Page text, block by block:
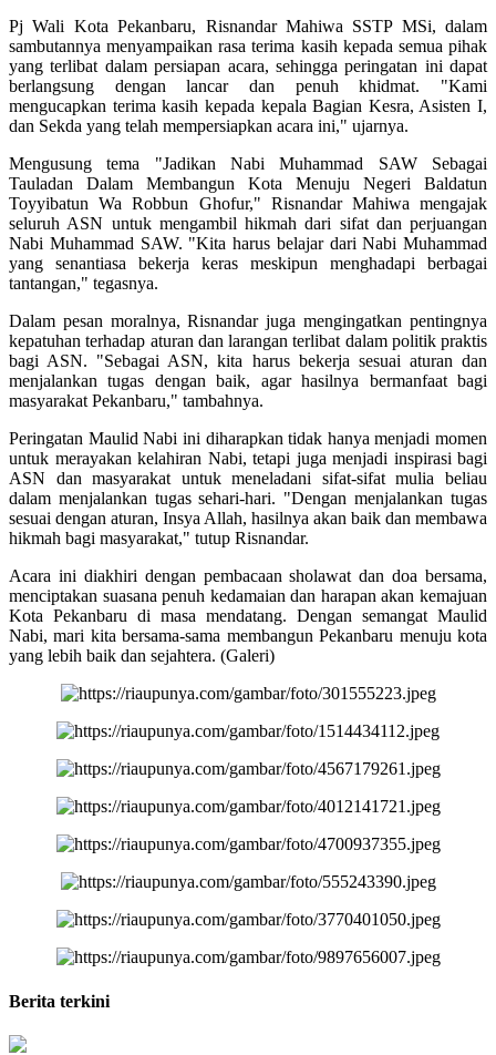
Pj Wali Kota Pekanbaru, Risnandar Mahiwa SSTP MSi, dalam
sambutannya menyampaikan rasa terima kasih kepada semua pihak
yang terlibat dalam persiapan acara, sehingga peringatan ini dapat
berlangsung dengan lancar dan penuh khidmat. "Kami
mengucapkan terima kasih kepada kepala Bagian Kesra, Asisten I,
dan Sekda yang telah mempersiapkan acara ini," ujarnya.
Mengusung tema "Jadikan Nabi Muhammad SAW Sebagai
Tauladan Dalam Membangun Kota Menuju Negeri Baldatun
Toyyibatun Wa Robbun Ghofur," Risnandar Mahiwa mengajak
seluruh ASN untuk mengambil hikmah dari sifat dan perjuangan
Nabi Muhammad SAW. "Kita harus belajar dari Nabi Muhammad
yang senantiasa bekerja keras meskipun menghadapi berbagai
tantangan," tegasnya.
Dalam pesan moralnya, Risnandar juga mengingatkan pentingnya
kepatuhan terhadap aturan dan larangan terlibat dalam politik praktis
bagi ASN. "Sebagai ASN, kita harus bekerja sesuai aturan dan
menjalankan tugas dengan baik, agar hasilnya bermanfaat bagi
masyarakat Pekanbaru," tambahnya.
Peringatan Maulid Nabi ini diharapkan tidak hanya menjadi momen
untuk merayakan kelahiran Nabi, tetapi juga menjadi inspirasi bagi
ASN dan masyarakat untuk meneladani sifat-sifat mulia beliau
dalam menjalankan tugas sehari-hari. "Dengan menjalankan tugas
sesuai dengan aturan, Insya Allah, hasilnya akan baik dan membawa
hikmah bagi masyarakat," tutup Risnandar.
Acara ini diakhiri dengan pembacaan sholawat dan doa bersama,
menciptakan suasana penuh kedamaian dan harapan akan kemajuan
Kota Pekanbaru di masa mendatang. Dengan semangat Maulid
Nabi, mari kita bersama-sama membangun Pekanbaru menuju kota
yang lebih baik dan sejahtera. (Galeri)
Berita terkini